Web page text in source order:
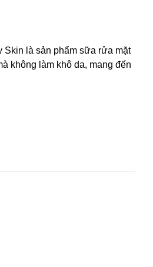
Skin là sản phẩm sữa rửa mặt
không làm khô da, mang đến